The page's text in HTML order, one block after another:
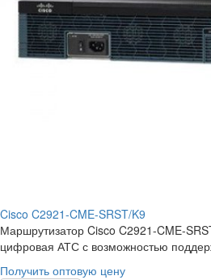
Cisco C2921-CME-SRST/K9
Маршрутизатор Cisco C2921-CME-
цифровая АТС с возможностью
Получить оптовую цену